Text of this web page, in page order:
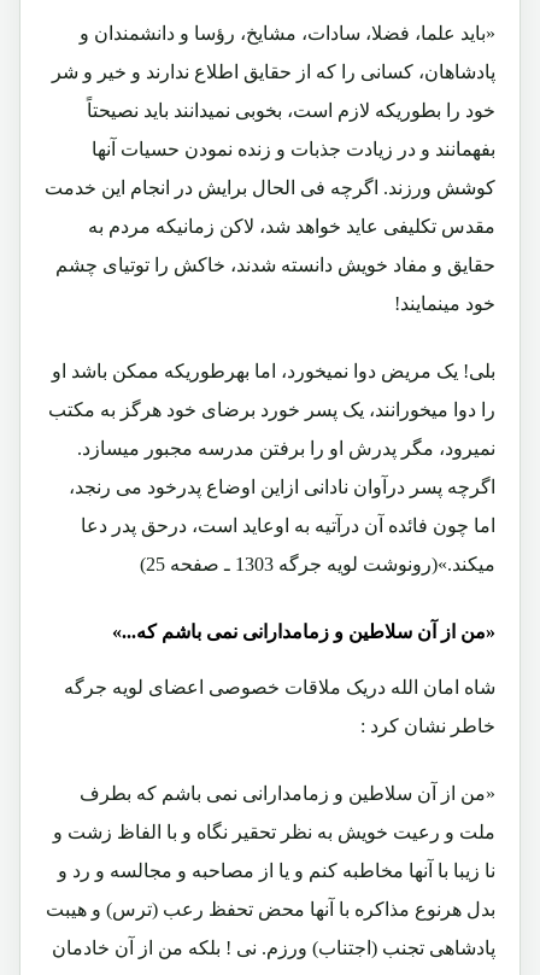
«باید علما، فضلا، سادات، مشایخ، رؤسا و دانشمندان و
پادشاهان، کسانی را که از حقایق اطلاع ندارند و خیر و شر
خود را بطوریکه لازم است، بخوبی نمیدانند باید نصیحتاً
بفهمانند و در زیادت جذبات و زنده نمودن حسیات آنها
کوشش ورزند. اگرچه فی الحال برایش در انجام این خدمت
مقدس تکلیفی عاید خواهد شد، لاکن زمانیکه مردم به
حقایق و مفاد خویش دانسته شدند، خاکش را توتیای چشم
خود مینمایند!
بلی! یک مریض دوا نمیخورد، اما بهرطوریکه ممکن باشد او
را دوا میخورانند، یک پسر خورد برضای خود هرگز به مکتب
نمیرود، مگر پدرش او را برفتن مدرسه مجبور میسازد.
اگرچه پسر درآوان نادانی ازاین اوضاع پدرخود می رنجد،
اما چون فائده آن درآتیه به اوعاید است، درحق پدر دعا
میکند.»(رونوشت لویه جرگه 1303 ـ صفحه 25)
«من از آن سلاطین و زمامدارانی نمی باشم که...»
شاه امان الله دریک ملاقات خصوصی اعضای لویه جرگه
خاطر نشان کرد :
«من از آن سلاطین و زمامدارانی نمی باشم که بطرف
ملت و رعیت خویش به نظر تحقیر نگاه و با الفاظ زشت و
نا زیبا با آنها مخاطبه کنم و یا از مصاحبه و مجالسه و رد و
بدل هرنوع مذاکره با آنها محض تحفظ رعب (ترس) و هیبت
پادشاهی تجنب (اجتناب) ورزم. نی ! بلکه من از آن خادمان